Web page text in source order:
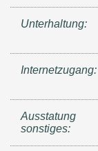
Unterhaltung:
Internetzugang:
Ausstatung
sonstiges: